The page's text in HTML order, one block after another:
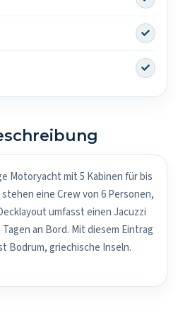
Yes
Yes
Motoryacht mit 5 Kabinen für bis
eine Crew von 6 Personen,
umfasst einen Jacuzzi
an Bord. Mit diesem Eintrag
Bodrum, griechische Inseln.